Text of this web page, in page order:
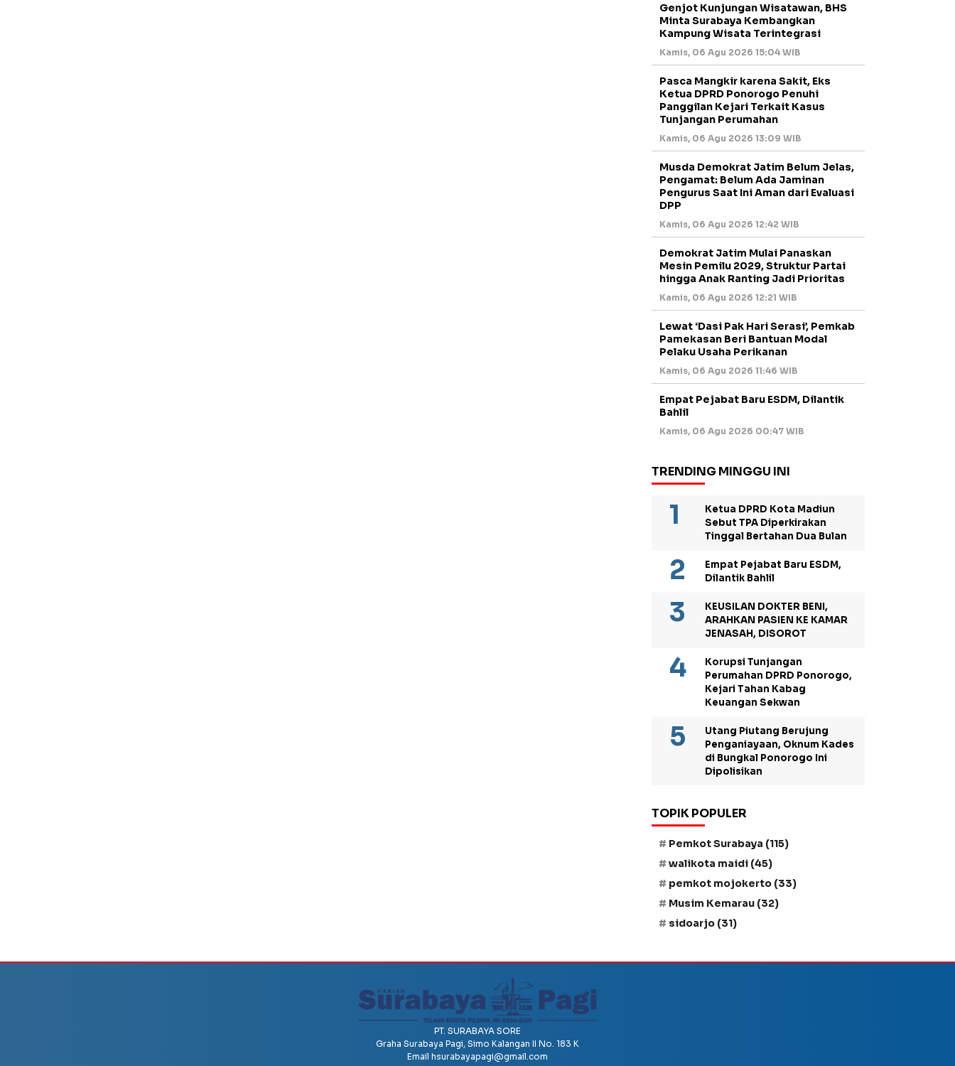
Genjot Kunjungan Wisatawan, BHS
Minta Surabaya Kembangkan
Kampung Wisata Terintegrasi
Kamis, 06 Agu 2026 15:04 WIB
Pasca Mangkir karena Sakit, Eks
Ketua DPRD Ponorogo Penuhi
Panggilan Kejari Terkait Kasus
Tunjangan Perumahan
Kamis, 06 Agu 2026 13:09 WIB
Musda Demokrat Jatim Belum Jelas,
Pengamat: Belum Ada Jaminan
Pengurus Saat Ini Aman dari Evaluasi
DPP
Kamis, 06 Agu 2026 12:42 WIB
Demokrat Jatim Mulai Panaskan
Mesin Pemilu 2029, Struktur Partai
hingga Anak Ranting Jadi Prioritas
Kamis, 06 Agu 2026 12:21 WIB
Lewat ‘Dasi Pak Hari Serasi’, Pemkab
Pamekasan Beri Bantuan Modal
Pelaku Usaha Perikanan
Kamis, 06 Agu 2026 11:46 WIB
Empat Pejabat Baru ESDM, Dilantik
Bahlil
Kamis, 06 Agu 2026 00:47 WIB
TRENDING MINGGU INI
Ketua DPRD Kota Madiun
Sebut TPA Diperkirakan
Tinggal Bertahan Dua Bulan
Empat Pejabat Baru ESDM,
Dilantik Bahlil
KEUSILAN DOKTER BENI,
ARAHKAN PASIEN KE KAMAR
JENASAH, DISOROT
Korupsi Tunjangan
Perumahan DPRD Ponorogo,
Kejari Tahan Kabag
Keuangan Sekwan
Utang Piutang Berujung
Penganiayaan, Oknum Kades
di Bungkal Ponorogo Ini
Dipolisikan
TOPIK POPULER
Pemkot Surabaya (115)
walikota maidi (45)
pemkot mojokerto (33)
Musim Kemarau (32)
sidoarjo (31)
PT. SURABAYA SORE
Graha Surabaya Pagi, Simo Kalangan II No. 183 K
Email hsurabayapagi@gmail.com